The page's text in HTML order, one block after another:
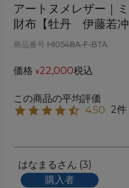
アートヌメレザー｜
財布【牡丹 伊藤若冲
商品番号 HI0548A-F-BTA
価格 ¥22,000税込
4.50 2
はなまる
3
購入者